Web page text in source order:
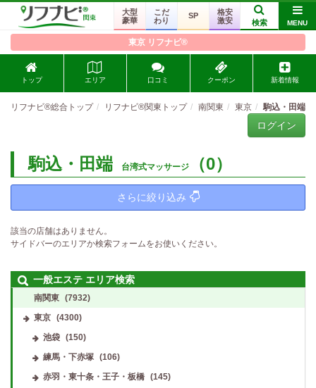
大型
豪華
こだ
わり
SP
格安
激安
検索 MENU
東京 リフナビ®
トップ エリア 口コミ クーポン 新着情報
リフナビ®総合トップ リフナビ®関東トップ 南関東 東京 駒込・田端
ログイン
駒込・田端 台湾式マッサージ （0）
さらに絞り込み
該当の店舗はありません。
サイドバーのエリアか検索フォームをお使いください。
一般エステ エリア検索
南関東 (7932)
東京 (4300)
池袋
(150)
練馬・下赤塚
(106)
赤羽・東十条・王子・板橋
(145)